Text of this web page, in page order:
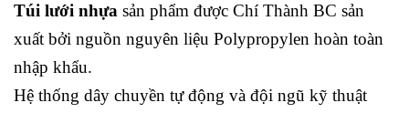
Túi lưới nhựa sản phẩm được Chí Thành BC sản
xuất bởi nguồn nguyên liệu Polypropylen hoàn toàn
nhập khẩu.
Hệ thống dây chuyền tự động và đội ngũ kỹ thuật